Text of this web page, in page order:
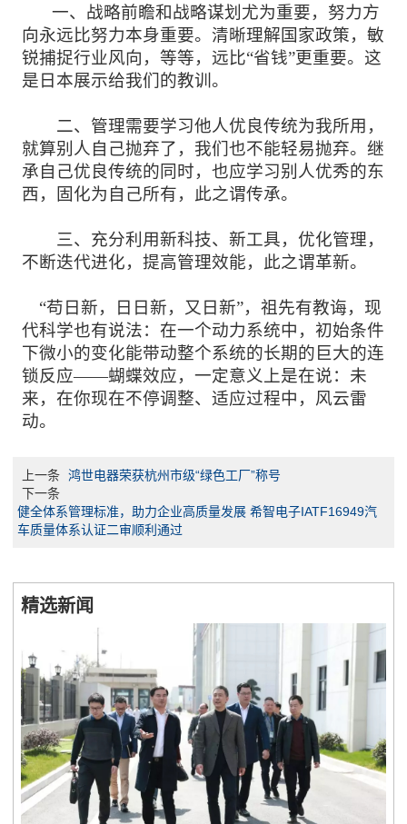
一、战略前瞻和战略谋划尤为重要，努力方
向永远比努力本身重要。清晰理解国家政策，敏
锐捕捉行业风向，等等，远比“省钱”更重要。这
是日本展示给我们的教训。
二、管理需要学习他人优良传统为我所用，
就算别人自己抛弃了，我们也不能轻易抛弃。继
承自己优良传统的同时，也应学习别人优秀的东
西，固化为自己所有，此之谓传承。
三、充分利用新科技、新工具，优化管理，
不断迭代进化，提高管理效能，此之谓革新。
“苟日新，日日新，又日新”，祖先有教诲，现
代科学也有说法：在一个动力系统中，初始条件
下微小的变化能带动整个系统的长期的巨大的连
锁反应——蝴蝶效应，一定意义上是在说：未
来，在你现在不停调整、适应过程中，风云雷
动。
上一条 鸿世电器荣获杭州市级“绿色工厂”称号
下一条
健全体系管理标准，助力企业高质量发展 希智电子IATF16949汽
车质量体系认证二审顺利通过
精选新闻